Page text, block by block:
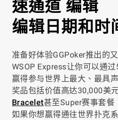
速通道 编辑
编辑日期和时
准备好体验GGPoker推出的
WSOP Express让你可以通过
赢得参与世界上最大、最具
奖品包括价值高达30,000美
Bracelet甚至Super赛事套餐
如果你想赢得通往世界扑克